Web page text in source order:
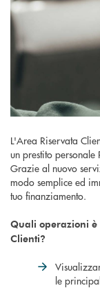
L'Area Riservata
un prestito personale
Grazie al nuovo
modo semplice ed
tuo finanziamento.
Quali operazioni è
Clienti?
le